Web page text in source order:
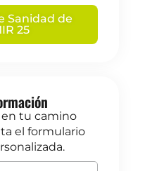
Sanidad de
25
tu camino
el formulario